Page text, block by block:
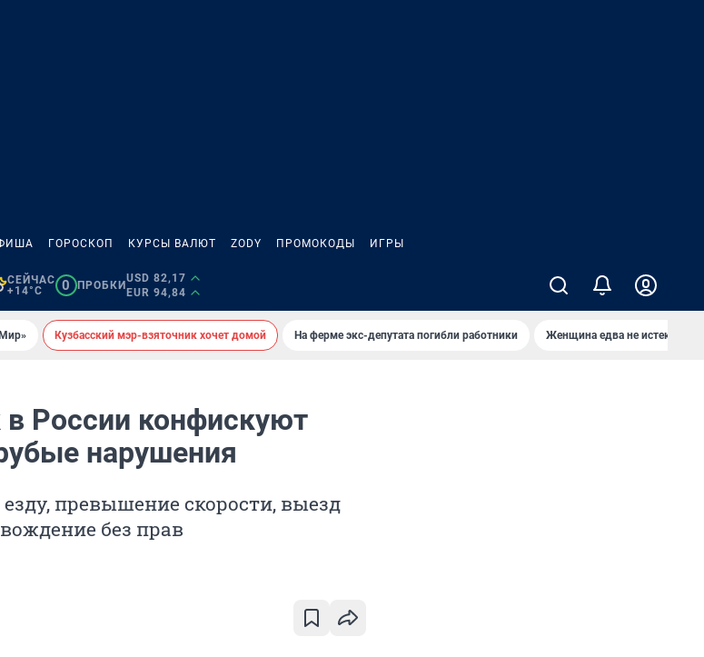
ГОРОСКОП КУРСЫ ВАЛЮТ ZODY ПРОМОКОДЫ ИГРЫ
СЕЙЧАС
+14°C
0 ПРОБКИ
USD 82,17
EUR 94,84
Кузбасский мэр-взяточник хочет домой На ферме экс-депутата погибли работники Женщина едва не истекла
России конфискуют
нарушения
превышение скорости, выезд
без прав